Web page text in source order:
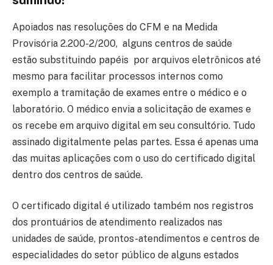
Apoiados nas resoluções do CFM e na Medida
Provisória 2.200-2/200, alguns centros de saúde
estão substituindo papéis por arquivos eletrônicos até
mesmo para facilitar processos internos como
exemplo a tramitação de exames entre o médico e o
laboratório. O médico envia a solicitação de exames e
os recebe em arquivo digital em seu consultório. Tudo
assinado digitalmente pelas partes. Essa é apenas uma
das muitas aplicações com o uso do certificado digital
dentro dos centros de saúde.
O certificado digital é utilizado também nos registros
dos prontuários de atendimento realizados nas
unidades de saúde, prontos-atendimentos e centros de
especialidades do setor público de alguns estados